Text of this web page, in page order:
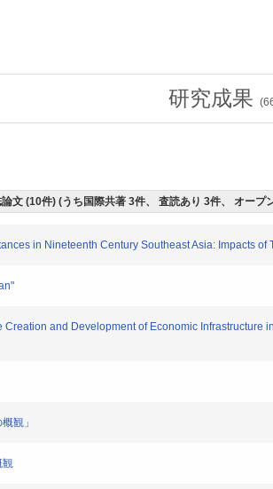
研究成果 (
文 (10件) (うち国際共著 3件、 査読あり 3件、 オープ
in Nineteenth Century Southeast Asia: Impacts of
and Development of Economic Infrastructure
観」
観